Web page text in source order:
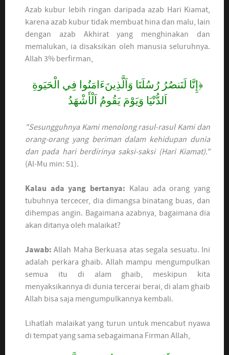
Azab kubur lebih ringan daripada azab Hari Kiamat,
karena azab kubur tidak membuat hina dan malu, lain
dengan azab Akhirat yang menghinakan dan
memalukan, ia disaksikan oleh manusia seluruhnya.
Allah 3% berfirman,
﴿إِنَّا لَنَنصُرُ رُسُلَنَا وَاَلَّذِينَءَامَنُوا فِي الْحَيَوةِ
اَلدُّنْيَا وَيَوْمَ يَقُومُ اَلْأَشْهَدُ
"Sesungguhnya Kami menolong rasul-rasul Kami dan
orang-orang yang beriman dalam kehidupan dunia
dan pada hari berdirinya saksi-saksi (Hari Kiamat)."
(Al-Mu min: 51).
Kalau ada yang bertanya: Kalau ada orang yang
tubuhnya tercecer, dia dimangsa binatang buas, dan
dihempas angin. Bagaimana azabnya, bagaimana dia
akan ditanya oleh malaikat?
Jawab: Allah Maha Berkuasa atas segala sesuatu. Ini
adalah perkara ghaib. Allah mampu mengumpulkan
semua itu di alam ghaib, meskipun kita
menyaksikannya di dunia tercerai berai, di alam ghaib
Allah bisa saja mengumpulkannya kembali.
Lihatlah malaikat yang turun untuk mencabut nyawa
di tempat yang sama sebagaimana Firman Allah,